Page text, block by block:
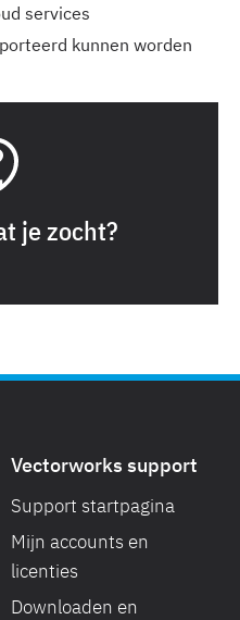
services
kunnen worden
je zocht?
Vectorworks support
Support startpagina
Mijn accounts en
licenties
Downloaden en